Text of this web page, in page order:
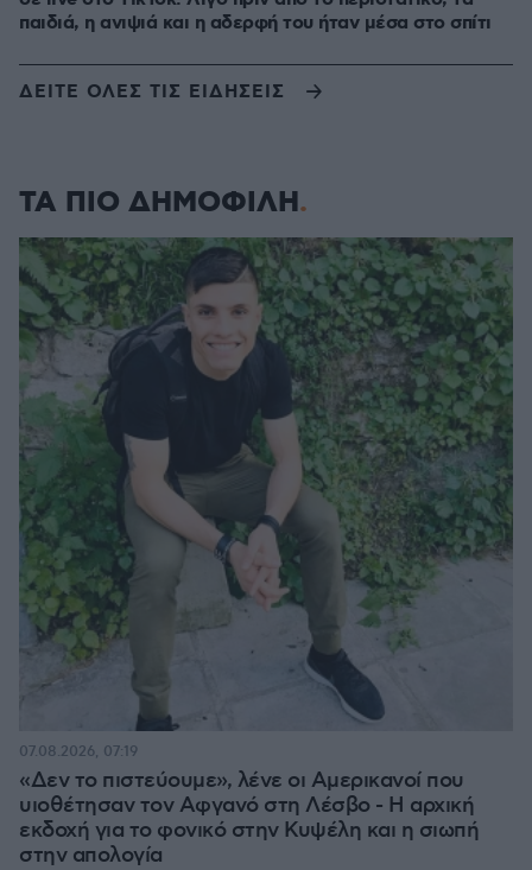
παιδιά, η ανιψιά και η αδερφή του ήταν μέσα στο σπίτι
ΔΕΙΤΕ ΟΛΕΣ ΤΙΣ ΕΙΔΗΣΕΙΣ
ΤΑ ΠΙΟ ΔΗΜΟΦΙΛΗ
«Δεν το πιστεύουμε», λένε οι Αμερικανοί που
υιοθέτησαν τον Αφγανό στη Λέσβο - Η αρχική
εκδοχή για το φονικό στην Κυψέλη και η σιωπή
στην απολογία
07.08.2026, 07:19